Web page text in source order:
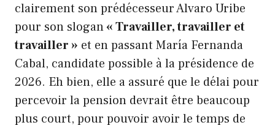
clairement son prédécesseur Alvaro Uribe
pour son slogan« Travailler, travailler et
travailler » et en passant María Fernanda
Cabal, candidate possible à la présidence de
2026. Eh bien, elle a assuré que le délai pour
percevoir la pension devrait être beaucoup
plus court, pour pouvoir avoir le temps de